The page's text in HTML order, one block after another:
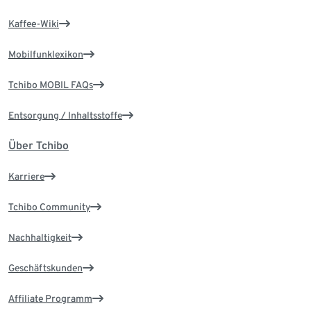
Kaffee-Wiki
Mobilfunklexikon
Tchibo MOBIL FAQs
Entsorgung / Inhaltsstoffe
Über Tchibo
Karriere
Tchibo Community
Nachhaltigkeit
Geschäftskunden
Affiliate Programm